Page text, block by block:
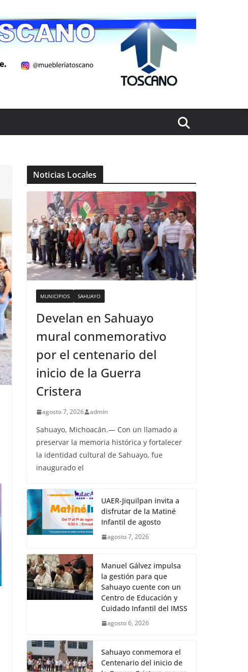
Noticias Locales
MUNICIPIOS SAHUAYO
Develan en Sahuayo
mural conmemorativo
por el centenario del
inicio de la Guerra
Cristera
agosto 7, 2026 admin
Sahuayo, Michoacán.— Con un llamado a
preservar la memoria histórica y fortalecer
la identidad cultural de Sahuayo, fue
inaugurado el
UAER-Jiquilpan invita a
disfrutar de la Matiné
Infantil de agosto
agosto 7, 2026
Manuel Gálvez impulsa
la gestión para que
Sahuayo cuente con un
Centro de Educación y
Cuidado Infantil del IMSS
agosto 6, 2026
Sahuayo conmemora el
Centenario del inicio de